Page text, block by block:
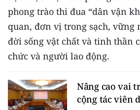
phong trào thi đua “dân vận
quan, đơn vị trong sạch, vững
đời sống vật chất và tinh thần
chức và người lao động.
Nâng cao vai
cộng tác viên